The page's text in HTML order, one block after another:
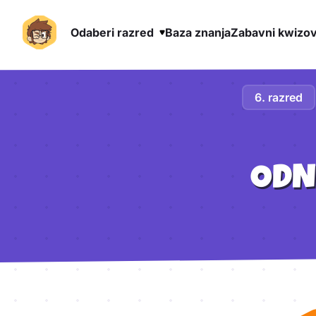
Odaberi razred Baza znanjaZabavni
6. razred